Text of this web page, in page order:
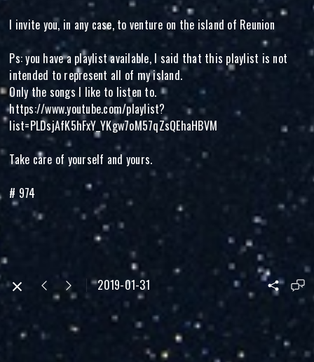
I invite you, in any case, to venture on the island of Reunion
Ps: you have a playlist available, I said that this playlist is not
intended to represent all of my island.
Only the songs I like to listen to.
https://www.youtube.com/playlist?
list=PLDsjAfK5hFxY_YKgw7oM57qZsQEhaHBVM
Take care of yourself and yours.
# 974
2019-01-31